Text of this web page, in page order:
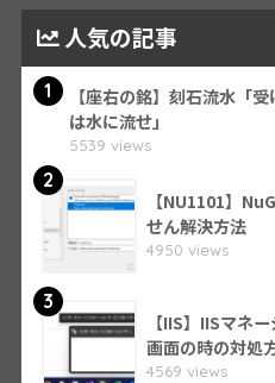
人気の記事
1
【座右の銘】刻石流水「
は水に流せ」
5539 views
2
【NU1101】
せん解決方法
4950 views
3
【IIS】IISマネ
画面の時の対処
4569 views